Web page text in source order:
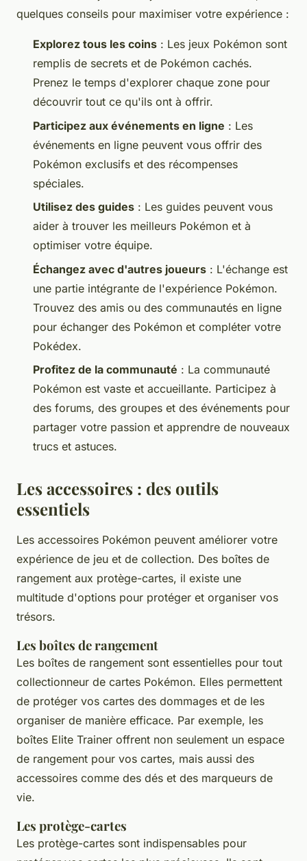
quelques conseils pour maximiser votre expérience :
Explorez tous les coins : Les jeux Pokémon sont
remplis de secrets et de Pokémon cachés.
Prenez le temps d'explorer chaque zone pour
découvrir tout ce qu'ils ont à offrir.
Participez aux événements en ligne : Les
événements en ligne peuvent vous offrir des
Pokémon exclusifs et des récompenses
spéciales.
Utilisez des guides : Les guides peuvent vous
aider à trouver les meilleurs Pokémon et à
optimiser votre équipe.
Échangez avec d'autres joueurs : L'échange est
une partie intégrante de l'expérience Pokémon.
Trouvez des amis ou des communautés en ligne
pour échanger des Pokémon et compléter votre
Pokédex.
Profitez de la communauté : La communauté
Pokémon est vaste et accueillante. Participez à
des forums, des groupes et des événements pour
partager votre passion et apprendre de nouveaux
trucs et astuces.
Les accessoires : des outils
essentiels
Les accessoires Pokémon peuvent améliorer votre
expérience de jeu et de collection. Des boîtes de
rangement aux protège-cartes, il existe une
multitude d'options pour protéger et organiser vos
trésors.
Les boîtes de rangement
Les boîtes de rangement sont essentielles pour tout
collectionneur de cartes Pokémon. Elles permettent
de protéger vos cartes des dommages et de les
organiser de manière efficace. Par exemple, les
boîtes Elite Trainer offrent non seulement un espace
de rangement pour vos cartes, mais aussi des
accessoires comme des dés et des marqueurs de
vie.
Les protège-cartes
Les protège-cartes sont indispensables pour